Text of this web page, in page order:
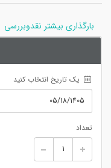
بارگذاری بیشتر نقدوبررسی
یک تاریخ انتخاب کنید
تعداد